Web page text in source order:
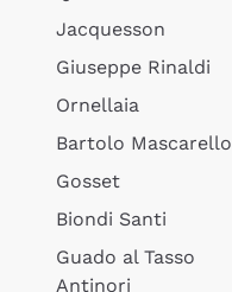
Jacquesson
Giuseppe Rinaldi
Ornellaia
Bartolo Mascarello
Gosset
Biondi Santi
Guado al Tasso
Antinori